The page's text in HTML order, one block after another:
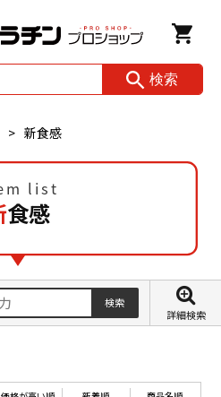
検索
新食感
新食感
詳細検索